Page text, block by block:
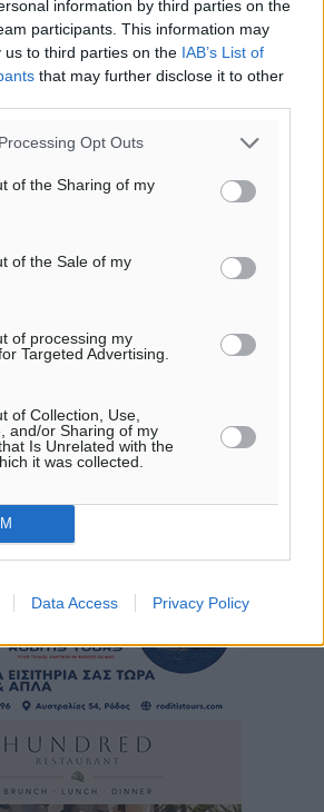
information by third parties on the
participants. This information may
us to third parties on the IAB’s List of
that may further disclose it to other
Opt Outs
of the Sharing of my
of the Sale of my
of processing my
Targeted Advertising.
of Collection, Use,
and/or Sharing of my
Is Unrelated with the
it was collected.
Data Access Privacy Policy